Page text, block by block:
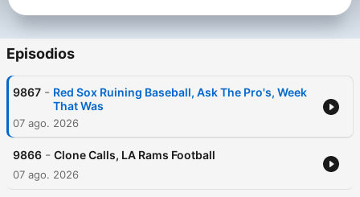
Episodios
9867 - Red Sox Ruining Baseball, Ask The Pro's, Week
That Was
07 ago. 2026
9866 - Clone Calls, LA Rams Football
07 ago. 2026